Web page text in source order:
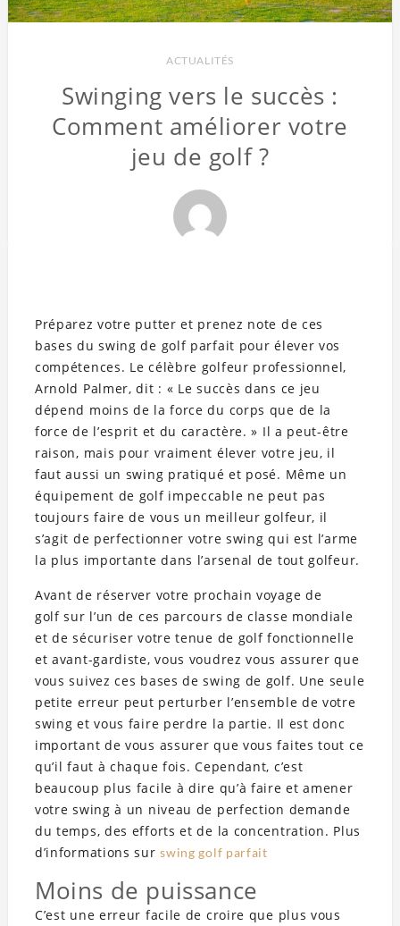
ACTUALITÉS
Swinging vers le succès :
Comment améliorer votre
jeu de golf ?
Préparez votre putter et prenez note de ces
bases du swing de golf parfait pour élever vos
compétences. Le célèbre golfeur professionnel,
Arnold Palmer, dit : « Le succès dans ce jeu
dépend moins de la force du corps que de la
force de l’esprit et du caractère. » Il a peut-être
raison, mais pour vraiment élever votre jeu, il
faut aussi un swing pratiqué et posé. Même un
équipement de golf impeccable ne peut pas
toujours faire de vous un meilleur golfeur, il
s’agit de perfectionner votre swing qui est l’arme
la plus importante dans l’arsenal de tout golfeur.
Avant de réserver votre prochain voyage de
golf sur l’un de ces parcours de classe mondiale
et de sécuriser votre tenue de golf fonctionnelle
et avant-gardiste, vous voudrez vous assurer que
vous suivez ces bases de swing de golf. Une seule
petite erreur peut perturber l’ensemble de votre
swing et vous faire perdre la partie. Il est donc
important de vous assurer que vous faites tout ce
qu’il faut à chaque fois. Cependant, c’est
beaucoup plus facile à dire qu’à faire et amener
votre swing à un niveau de perfection demande
du temps, des efforts et de la concentration. Plus
d’informations surswing golf parfait
Moins de puissance
C’est une erreur facile de croire que plus vous